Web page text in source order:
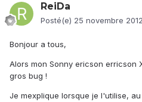
ReiDa
Posté(e) 25 novembre 2012
Bonjour a tous,
Alors mon Sonny ericson erricson
gros bug !
Je mexplique lorsque je l'utilise,